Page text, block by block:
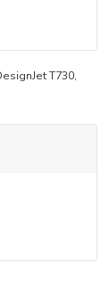
T730,